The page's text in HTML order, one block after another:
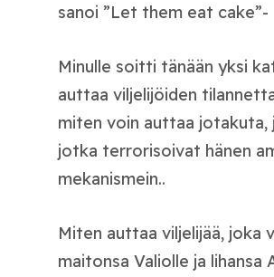
sanoi ”Let them eat
Minulle soitti tänään yksi
auttaa viljelijöiden
miten voin auttaa
jotka terrorisoivat hänen
mekanismein..
Miten auttaa viljelijää, joka
maitonsa Valiolle ja